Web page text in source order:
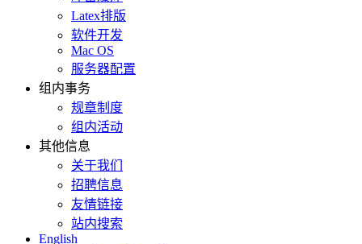
Latex排版
软件开发
Mac OS
服务器配置
组内事务
规章制度
组内活动
其他信息
关于我们
招聘信息
友情链接
站内搜索
English